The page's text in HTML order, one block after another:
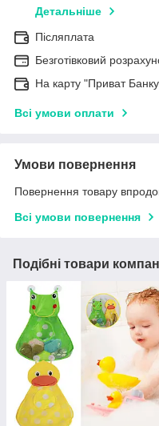
Детальніше
Післяплата
Безготівковий
На карту "Приват
Всі умови оплати
Умови повернення
Повернення товару
Всі умови повернення
Подібні товари